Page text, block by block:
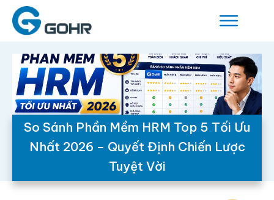
So Sánh Phần Mềm HRM Top 5 Tối Ưu
Nhất 2026 – Quyết Định Chiến Lược
Tuyệt Vời